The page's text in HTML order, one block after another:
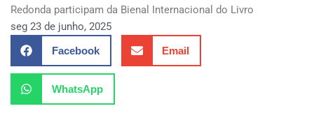
Redonda participam da Bienal Internacional do Livro
seg 23 de junho, 2025
Facebook Email
WhatsApp